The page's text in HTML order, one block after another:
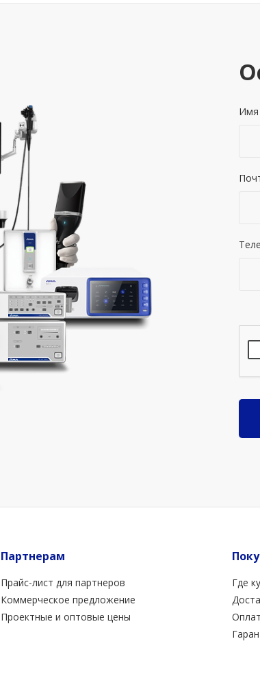
Имя
Партнерам
Прайс-лист для партнеров
Коммерческое предложение
Проектные и оптовые цены
Где